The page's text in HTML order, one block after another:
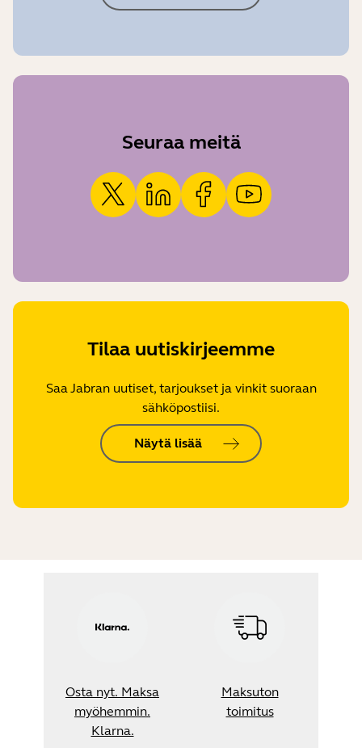
Seuraa meitä
Tilaa uutiskirjeemme
Saa Jabran uutiset, tarjoukset ja vinkit suoraan
sähköpostiisi.
Näytä lisää
Osta nyt. Maksa
myöhemmin.
Klarna.
Maksuton
toimitus